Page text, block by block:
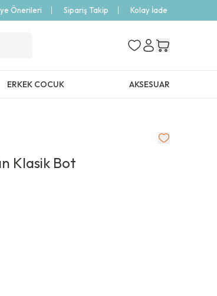
Önerileri Sipariş Takip Kolay İade
ERKEK COCUK AKSESUAR
Klasik Bot